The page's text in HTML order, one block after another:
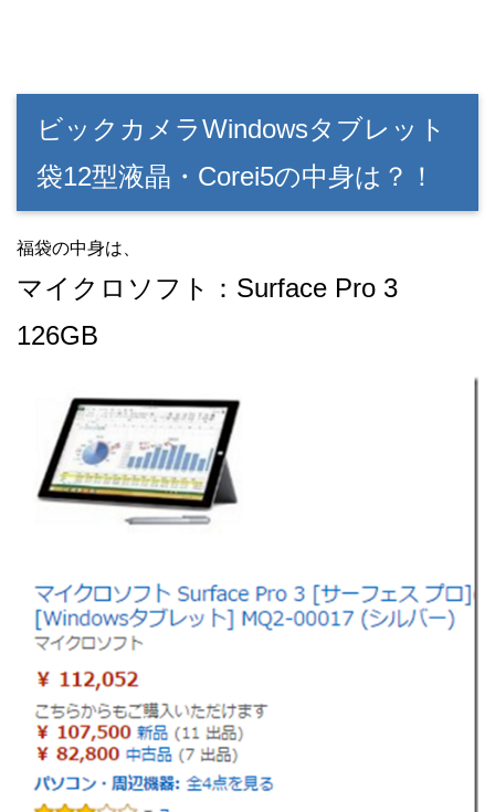
ビックカメラWindowsタブレット
袋12型液晶・Corei5の中身は？！
福袋の中身は、
マイクロソフト：Surface Pro 3
126GB